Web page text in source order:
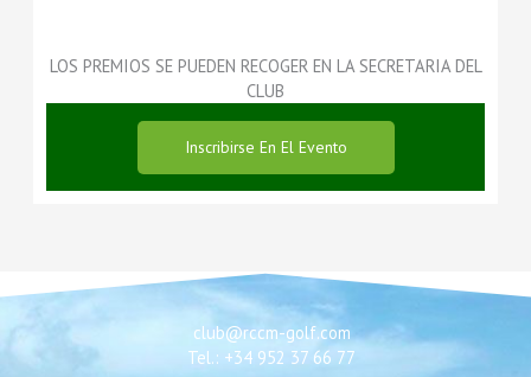
LOS PREMIOS SE PUEDEN RECOGER EN LA SECRETARIA DEL
CLUB
Inscribirse En El Evento
club@rccm-golf.com
Tel.: +34 952 37 66 77